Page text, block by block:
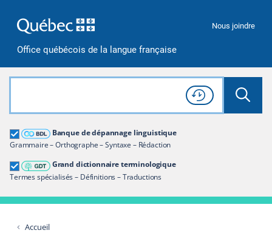
Office québécois de la langue française
Nous joindre
Rechercher dans tout le site
Lancer
Consulter l'
Historique
de recherche
Banque de dépannage linguistique
Grammaire – Orthographe – Syntaxe – Rédaction
Grand dictionnaire terminologique
Termes spécialisés – Définitions – Traductions
Grand dictionnaire terminologique
Restreindre aux termes
Accueil